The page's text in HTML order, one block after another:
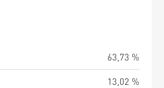
63,73 %
13,02 %